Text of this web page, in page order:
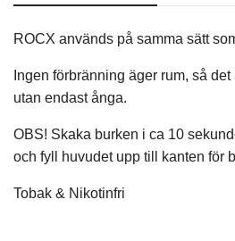
ROCX används på samma sätt
Ingen förbränning äger rum, så
utan endast ånga.
OBS! Skaka burken i ca 10
och fyll huvudet upp till kanten för
Tobak & Nikotinfri